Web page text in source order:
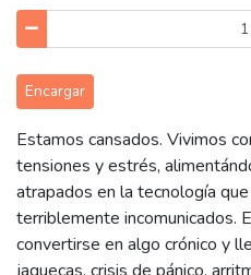
Encargar
Estamos cansados. Vivimos
tensiones y estrés,
atrapados en la tecnología
terriblemente incomunicados.
convertirse en algo crónico y